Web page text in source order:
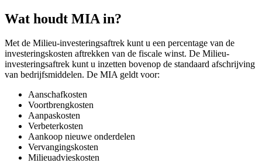
Wat houdt MIA in?
Met de Milieu-investeringsaftrek kunt u een percentage van de
investeringskosten aftrekken van de fiscale winst. De Milieu-
investeringsaftrek kunt u inzetten bovenop de standaard afschrijving
van bedrijfsmiddelen. De MIA geldt voor:
Aanschafkosten
Voortbrengkosten
Aanpaskosten
Verbeterkosten
Aankoop nieuwe onderdelen
Vervangingskosten
Milieuadvieskosten